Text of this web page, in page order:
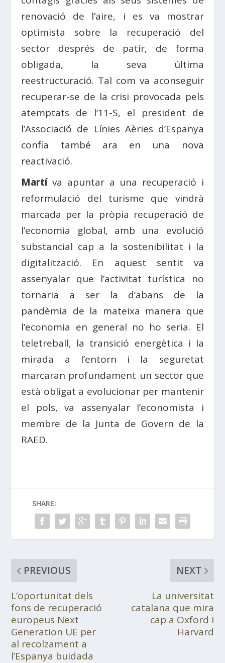
renovació de l’aire, i es va mostrar
optimista sobre la recuperació del
sector després de patir, de forma
obligada, la seva última
reestructuració. Tal com va aconseguir
recuperar-se de la crisi provocada pels
atemptats de l’11-S, el president de
l’Associació de Línies Aèries d’Espanya
confia també ara en una nova
reactivació.
Martíva apuntar a una recuperació i
reformulació del turisme que vindrà
marcada per la pròpia recuperació de
l’economia global, amb una evolució
substancial cap a la sostenibilitat i la
digitalització. En aquest sentit va
assenyalar que l’activitat turística no
tornaria a ser la d’abans de la
pandèmia de la mateixa manera que
l’economia en general no ho seria. El
teletreball, la transició energètica i la
mirada a l’entorn i la seguretat
marcaran profundament un sector que
està obligat a evolucionar per mantenir
el pols, va assenyalar l’economista i
membre de la Junta de Govern de la
RAED.
SHARE:
PREVIOUS
L’oportunitat dels
fons de recuperació
europeus Next
Generation UE per
al recolzament a
l’Espanya buidada
NEXT
La universitat
catalana que mira
cap a Oxford i
Harvard